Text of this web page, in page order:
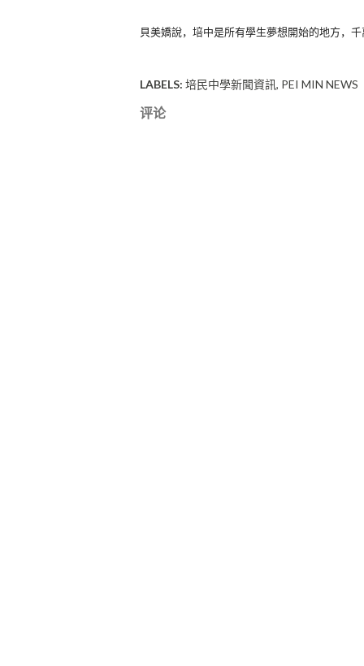
貝美嬌說，培中是所有學生夢想開始的地方， 千
LABELS: 培民中學新聞資訊 PEI MIN NEWS
评论